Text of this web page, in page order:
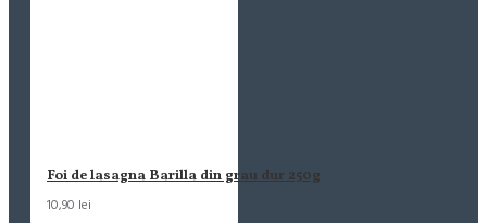
Foi de lasagna Barilla din grau dur 250g
10,90 lei